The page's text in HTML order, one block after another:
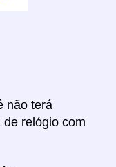
não terá
relógio com